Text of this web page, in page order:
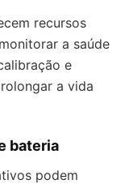
recursos
a saúde
e
a vida
bateria
podem